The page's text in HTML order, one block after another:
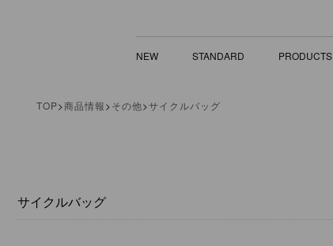
ONLINESHOP｜直営通販／マキャベリック
NEW STANDARD PRODUCTS
TOP 商品情報 その他 サイクルバッグ
サイクルバッグ